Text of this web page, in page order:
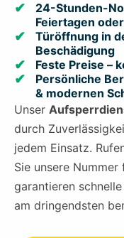
24-Stunden-
Feiertagen
Türöffnung in
Beschädigung
Feste Preise –
Persönliche
& modernen
Unser
durch
jedem Einsatz.
Sie unsere
garantieren
am dringendsten